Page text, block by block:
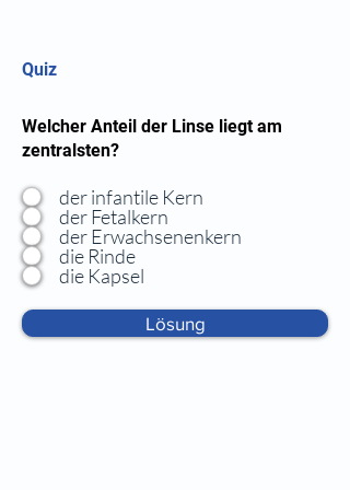
Quiz
Welcher Anteil der Linse liegt am
zentralsten?
der infantile Kern
der Fetalkern
der Erwachsenenkern
die Rinde
die Kapsel
Lösung